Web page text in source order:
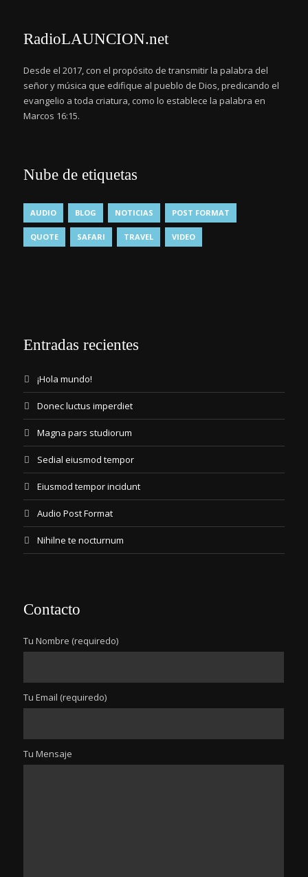
RadioLAUNCION.net
Desde el 2017, con el propósito de transmitir la palabra del
señor y música que edifique al pueblo de Dios, predicando el
evangelio a toda criatura, como lo establece la palabra en
Marcos 16:15.
Nube de etiquetas
AUDIO BLOG NOTICIAS POST FORMAT
QUOTE SAFARI TRAVEL VIDEO
Entradas recientes
¡Hola mundo!
Donec luctus imperdiet
Magna pars studiorum
Sedial eiusmod tempor
Eiusmod tempor incidunt
Audio Post Format
Nihilne te nocturnum
Contacto
Tu Nombre (requiredo)
Tu Email (requiredo)
Tu Mensaje